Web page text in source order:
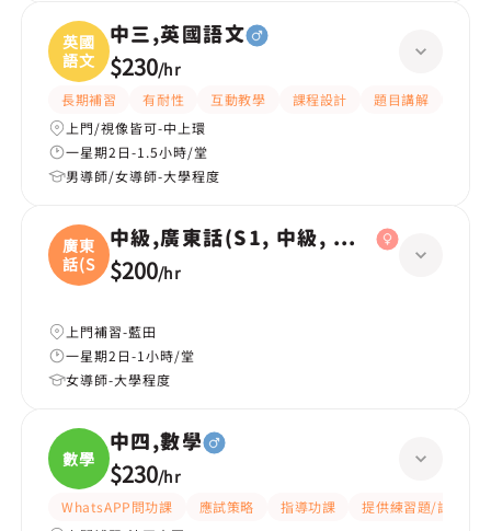
英國
語文
中三,英國語文
$230/hr
長期補習 有耐性 互動教學 課程設計 題目講解
上門/視像皆可-中上環
一星期2日-1.5小時/堂
男導師/女導師-大學程度
廣東
話(S
中級,廣東話(S1, 中級, 學校課程)
$200/hr
上門補習-藍田
一星期2日-1小時/堂
女導師-大學程度
數學
中四,數學
$230/hr
WhatsAPP問功課 應試策略 指導功課
提供練習題/試題